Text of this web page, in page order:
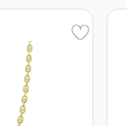
oro tono
18k